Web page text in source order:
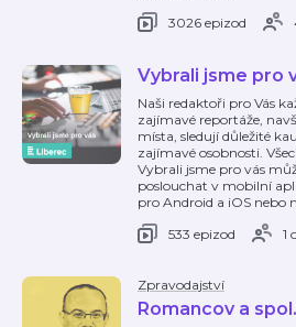
3026 epizod
Vybrali jsme pro
Naši redaktoři pro Vás
zajímavé reportáže,
místa, sledují důležité
zajímavé osobnosti.
Vybrali jsme pro vás
poslouchat v mobilní
pro Android a iOS nebo
533 epizod
1
Zpravodajství
Romancov a spol.